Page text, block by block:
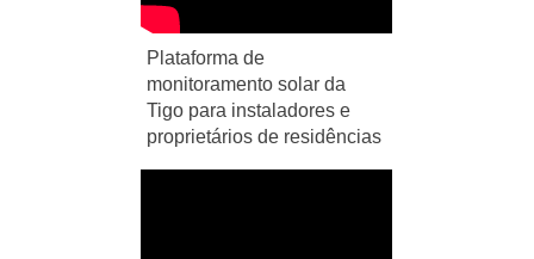
Plataforma de
monitoramento solar da
Tigo para instaladores e
proprietários de residências